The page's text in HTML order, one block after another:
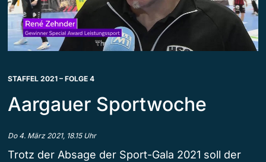
STAFFEL 2021 – FOLGE 4
Aargauer Sportwoche
Do 4. März 2021, 18.15 Uhr
Trotz der Absage der Sport-Gala 2021 soll der